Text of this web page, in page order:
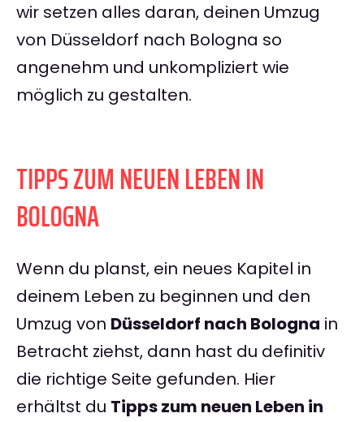
wir setzen alles daran, deinen Umzug
von Düsseldorf nach Bologna so
angenehm und unkompliziert wie
möglich zu gestalten.
TIPPS ZUM NEUEN LEBEN IN
BOLOGNA
Wenn du planst, ein neues Kapitel in
deinem Leben zu beginnen und den
Umzug von Düsseldorf nach Bologna in
Betracht ziehst, dann hast du definitiv
die richtige Seite gefunden. Hier
erhältst du Tipps zum neuen Leben in